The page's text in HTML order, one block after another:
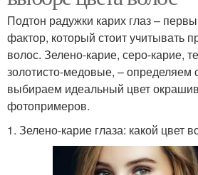
Подтон радужки карих глаз –
фактор, который стоит учитывать
волос. Зелено-карие, серо-карие,
золотисто-медовые, – определяем
выбираем идеальный цвет
фотопримеров.
1. Зелено-карие глаза: какой цвет